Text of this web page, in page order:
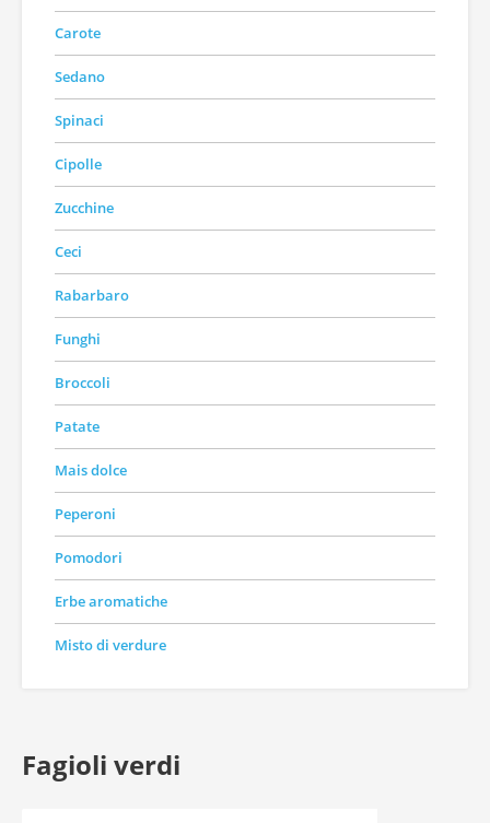
Carote
Sedano
Spinaci
Cipolle
Zucchine
Ceci
Rabarbaro
Funghi
Broccoli
Patate
Mais dolce
Peperoni
Pomodori
Erbe aromatiche
Misto di verdure
Fagioli verdi